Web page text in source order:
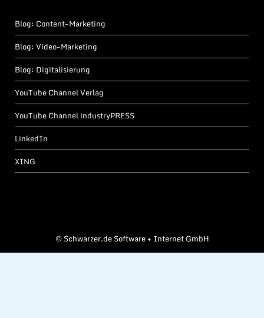
Blog: Content-Marketing
Blog: Video-Marketing
Blog: Digitalisierung
YouTube Channel Verlag
YouTube Channel industryPRESS
LinkedIn
XING
©Schwarzer.de Software + Internet GmbH